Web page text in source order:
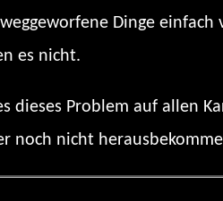
Dinge
es nicht.
dieses Problem auf allen
noch nicht